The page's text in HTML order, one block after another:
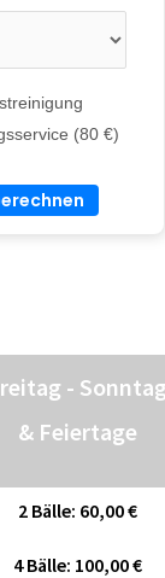
(80 €)
- Sonntag
& Feiertage
2 Bälle: 60,00 €
4 Bälle: 100,00 €